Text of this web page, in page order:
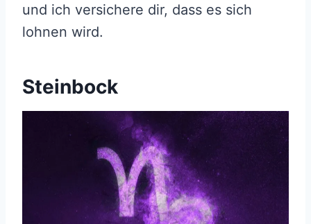
und ich versichere dir, dass es sich
lohnen wird.
Steinbock